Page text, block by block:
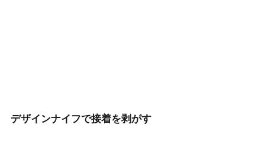
デザインナイフで接着を剥がす